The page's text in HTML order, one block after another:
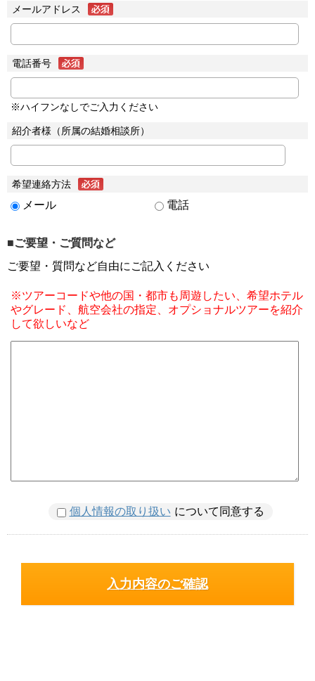
メールアドレス
電話番号
※ハイフンなしでご入力ください
紹介者様（所属の結婚相談所）
希望連絡方法
メール 電話
■ご要望・ご質問など
ご要望・質問など自由にご記入ください
※ツアーコードや他の国・都市も周遊したい、希望ホテル
やグレード、航空会社の指定、オプショナルツアーを紹介
して欲しいなど
個人情報の取り扱い について同意する